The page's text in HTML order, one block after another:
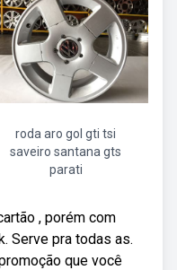
roda aro gol gti tsi
saveiro santana gts
parati
, porém com
Serve pra todas as.
que você